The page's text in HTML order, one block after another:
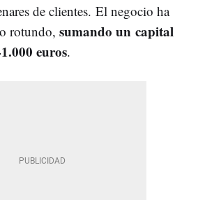
de clientes. El negocio ha
rotundo, sumando un capital
euros.